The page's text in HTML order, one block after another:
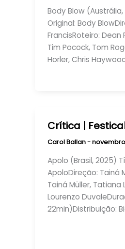
Body Blow
Original: Body
FrancisRoteiro: Dean
Tim Pocock, Tom
Horler, Chris
Crítica |
Carol Ballan-novembro
Apolo (Brasil, 2025)
ApoloDireção: Tainá
Tainá Müller, Tatiana
Lourenzo
22min)Distribuição: